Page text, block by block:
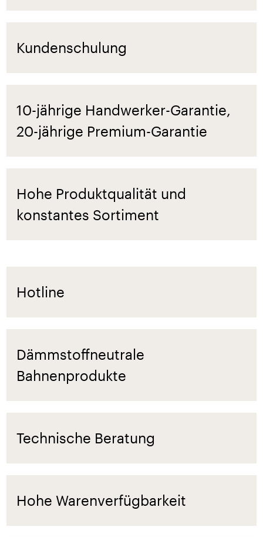
Kundenschulung
10-jährige Handwerker-Garantie,
20-jährige Premium-Garantie
Hohe Produktqualität und
konstantes Sortiment
Hotline
Dämmstoffneutrale
Bahnenprodukte
Technische Beratung
Hohe Warenverfügbarkeit